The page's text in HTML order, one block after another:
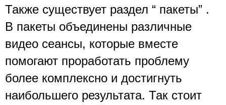
Также существует раздел “ пакеты” .
В пакеты объединены различные
видео сеансы, которые вместе
помогают проработать проблему
более комплексно и достигнуть
наибольшего результата. Так стоит